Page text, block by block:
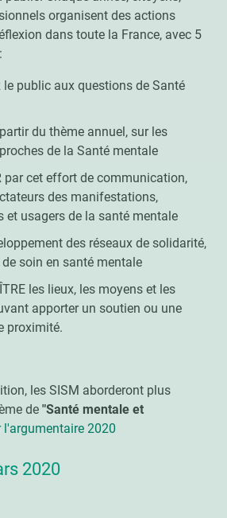
organisent des actions
dans toute la France, avec 5
le public aux questions de Santé
du thème annuel, sur les
de la Santé mentale
par cet effort de communication,
des manifestations,
et usagers de la santé mentale
des réseaux de solidarité,
soin en santé mentale
les lieux, les moyens et les
apporter un soutien ou une
proximité.
les SISM aborderont plus
de "Santé mentale et
l'argumentaire 2020
2020